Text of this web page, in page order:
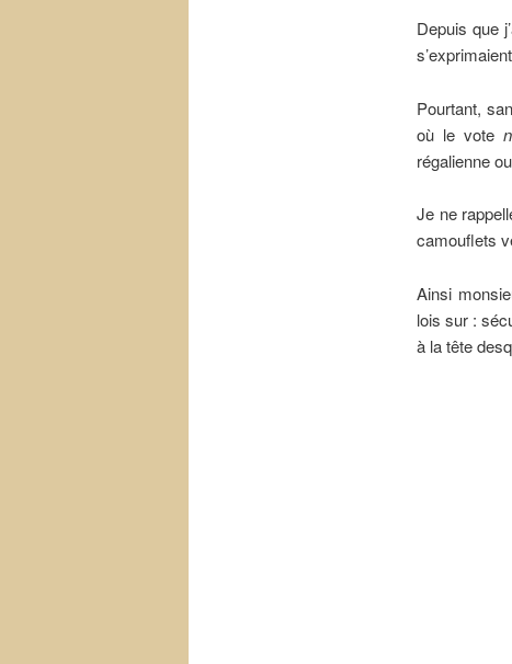
Depuis que
Pourtant,
où le vote
régalienne
Je ne
camouflets
Ainsi
lois sur :
à la tête